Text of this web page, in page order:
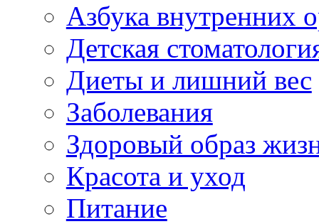
Азбука внутренних
Детская
Диеты и лишний вес
Заболевания
Здоровый образ
Красота и уход
Питание